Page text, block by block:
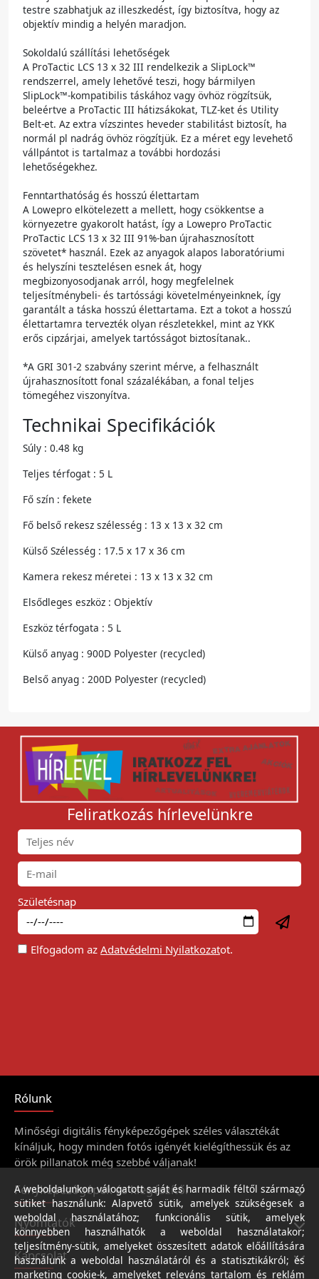
testre szabhatjuk az illeszkedést, így biztosítva, hogy az
objektív mindig a helyén maradjon.
Sokoldalú szállítási lehetőségek
A ProTactic LCS 13 x 32 III rendelkezik a SlipLock™
rendszerrel, amely lehetővé teszi, hogy bármilyen
SlipLock™-kompatibilis táskához vagy övhöz rögzítsük,
beleértve a ProTactic III hátizsákokat, TLZ-ket és Utility
Belt-et. Az extra vízszintes heveder stabilitást biztosít, ha
normál pl nadrág övhöz rögzítjük. Ez a méret egy levehető
vállpántot is tartalmaz a további hordozási
lehetőségekhez.
Fenntarthatóság és hosszú élettartam
A Lowepro elkötelezett a mellett, hogy csökkentse a
környezetre gyakorolt ​​hatást, így a Lowepro ProTactic
ProTactic LCS 13 x 32 III 91%-ban újrahasznosított
szövetet* használ. Ezek az anyagok alapos laboratóriumi
és helyszíni tesztelésen esnek át, hogy
megbizonyosodjanak arról, hogy megfelelnek
teljesítménybeli- és tartóssági követelményeinknek, így
garantált a táska hosszú élettartama. Ezt a tokot a hosszú
élettartamra tervezték olyan részletekkel, mint az YKK
erős cipzárjai, amelyek tartósságot biztosítanak..
*A GRI 301-2 szabvány szerint mérve, a felhasznált
újrahasznosított fonal százalékában, a fonal teljes
tömegéhez viszonyítva.
Technikai Specifikációk
Súly : 0.48 kg
Teljes térfogat : 5 L
Fő szín : fekete
Fő belső rekesz szélesség : 13 x 13 x 32 cm
Külső Szélesség : 17.5 x 17 x 36 cm
Kamera rekesz méretei : 13 x 13 x 32 cm
Elsődleges eszköz : Objektív
Eszköz térfogata : 5 L
Külső anyag : 900D Polyester (recycled)
Belső anyag : 200D Polyester (recycled)
Feliratkozás hírlevelünkre
Születésnap
Elfogadom az Adatvédelmi Nyilatkozatot.
Rólunk
Minőségi digitális fényképezőgépek széles választékát
kínáljuk, hogy minden fotós igényét kielégíthessük és az
örök pillanatok még szebbé váljanak!
Fényképezőgépek és kiegészítői
Nyomtatók
Kapcsolat
A weboldalunkon válogatott saját és harmadik féltől származó
sütiket használunk: Alapvető sütik, amelyek szükségesek a
weboldal használatához; funkcionális sütik, amelyek
könnyebben használhatók a weboldal használatakor;
teljesítmény-sütik, amelyeket összesített adatok előállítására
használunk a weboldal használatáról és a statisztikákról; és
marketing cookie-k, amelyeket releváns tartalom és reklám